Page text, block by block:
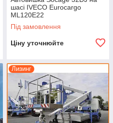
шасі IVECO Eurocargo
ML120E22
Під замовлення
Ціну уточнюйте
Лизинг